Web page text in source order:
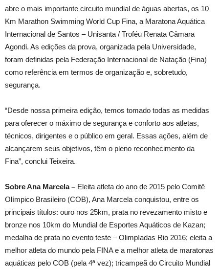
abre o mais importante circuito mundial de águas abertas, os 10
Km Marathon Swimming World Cup Fina, a Maratona Aquática
Internacional de Santos – Unisanta / Troféu Renata Câmara
Agondi. As edições da prova, organizada pela Universidade,
foram definidas pela Federação Internacional de Natação (Fina)
como referência em termos de organização e, sobretudo,
segurança.
“Desde nossa primeira edição, temos tomado todas as medidas
para oferecer o máximo de segurança e conforto aos atletas,
técnicos, dirigentes e o público em geral. Essas ações, além de
alcançarem seus objetivos, têm o pleno reconhecimento da
Fina”, conclui Teixeira.
Sobre Ana Marcela – Eleita atleta do ano de 2015 pelo Comitê
Olímpico Brasileiro (COB), Ana Marcela conquistou, entre os
principais títulos: ouro nos 25km, prata no revezamento misto e
bronze nos 10km do Mundial de Esportes Aquáticos de Kazan;
medalha de prata no evento teste – Olimpíadas Rio 2016; eleita a
melhor atleta do mundo pela FINA e a melhor atleta de maratonas
aquáticas pelo COB (pela 4ª vez); tricampeã do Circuito Mundial